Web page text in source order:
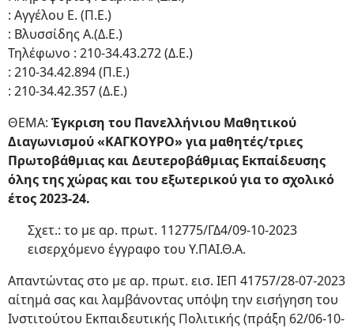
: Αγγέλου Ε. (Π.Ε.)
: Βλυσσίδης Α.(Δ.Ε.)
Τηλέφωνο : 210-34.43.272 (Δ.Ε.)
: 210-34.42.894 (Π.Ε.)
: 210-34.42.357 (Δ.Ε.)
ΘΕΜΑ: Έγκριση του Πανελλήνιου Μαθητικού
Διαγωνισμού «ΚΑΓΚΟΥΡΟ» για μαθητές/τριες
Πρωτοβάθμιας και Δευτεροβάθμιας Εκπαίδευσης
όλης της χώρας και του εξωτερικού για το σχολικό
έτος 2023-24.
Σχετ.: το με αρ. πρωτ. 112775/ΓΔ4/09-10-2023
εισερχόμενο έγγραφο του Υ.ΠΑΙ.Θ.Α.
Απαντώντας στο με αρ. πρωτ. εισ. ΙΕΠ 41757/28-07-2023
αίτημά σας και λαμβάνοντας υπόψη την εισήγηση του
Ινστιτούτου Εκπαιδευτικής Πολιτικής (πράξη 62/06-10-